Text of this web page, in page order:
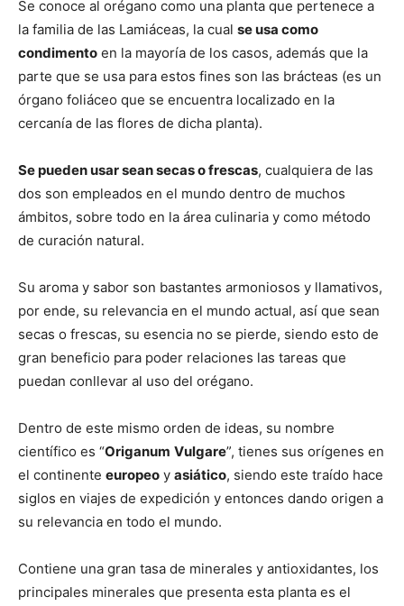
Se conoce al orégano como una planta que pertenece a
la familia de las Lamiáceas, la cual se usa como
condimento en la mayoría de los casos, además que la
parte que se usa para estos fines son las brácteas (es un
órgano foliáceo que se encuentra localizado en la
cercanía de las flores de dicha planta).
Se pueden usar sean secas o frescas, cualquiera de las
dos son empleados en el mundo dentro de muchos
ámbitos, sobre todo en la área culinaria y como método
de curación natural.
Su aroma y sabor son bastantes armoniosos y llamativos,
por ende, su relevancia en el mundo actual, así que sean
secas o frescas, su esencia no se pierde, siendo esto de
gran beneficio para poder relaciones las tareas que
puedan conllevar al uso del orégano.
Dentro de este mismo orden de ideas, su nombre
científico es “Origanum Vulgare”, tienes sus orígenes en
el continente europeo y asiático, siendo este traído hace
siglos en viajes de expedición y entonces dando origen a
su relevancia en todo el mundo.
Contiene una gran tasa de minerales y antioxidantes, los
principales minerales que presenta esta planta es el